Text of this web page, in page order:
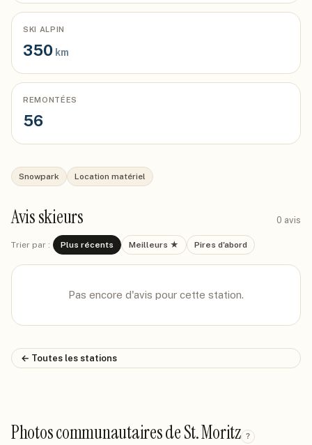
SKI ALPIN
350 km
REMONTÉES
56
Snowpark Location matériel
Avis skieurs 0 avis
Trier par : Plus récents Meilleurs ★ Pires d'abord
Pas encore d'avis pour cette station.
← Toutes les stations
Photos communautaires de St. Moritz ?